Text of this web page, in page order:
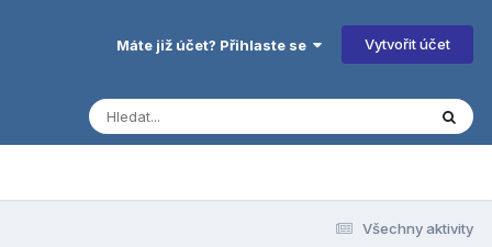
Máte již účet? Přihlaste se Vytvořit účet
Všechny aktivity